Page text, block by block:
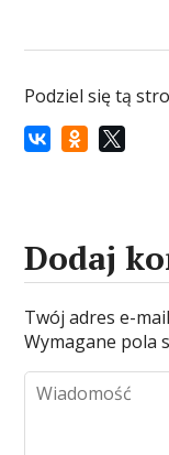
Podziel się tą
Dodaj
Twój adres e-
Wymagane pola